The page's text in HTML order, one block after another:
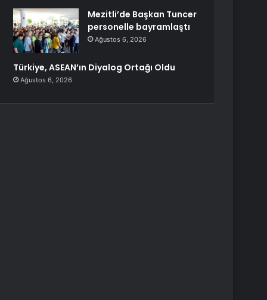
Mezitli’de Başkan Tuncer
personelle bayramlaştı
Ağustos 6, 2026
Türkiye, ASEAN’ın Diyalog Ortağı Oldu
Ağustos 6, 2026